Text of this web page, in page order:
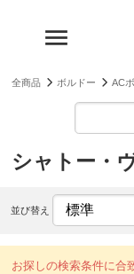
全商品 ボルドー AC
シャトー・
並び替え
お探しの検索条件に合